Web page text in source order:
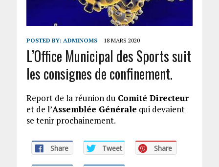
POSTED BY: ADMINOMS 18 MARS 2020
L’Office Municipal des Sports suit
les consignes de confinement.
Report de la réunion du Comité Directeur
et de l’Assemblée Générale qui devaient
se tenir prochainement.
Share Tweet Share